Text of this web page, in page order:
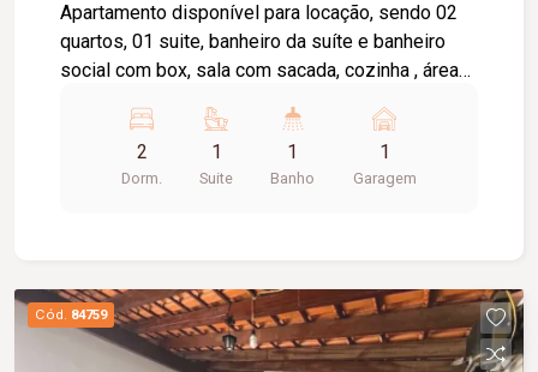
Apartamento disponível para locação, sendo 02
quartos, 01 suite, banheiro da suíte e banheiro
social com box, sala com sacada, cozinha , área
garagem, portaria 24 horas, salão de festas,
piscina, área gourmet, campo infantil. Taxa de
condomínio incluso no valor de aluguel.
2
Dorm.
1
Suite
1
Banho
1
Garagem
Cód. 84759